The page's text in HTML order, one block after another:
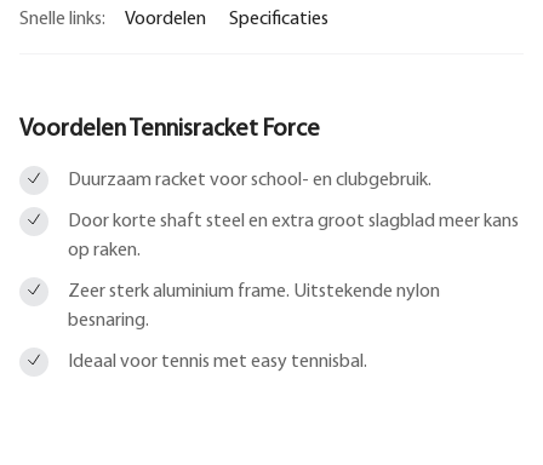
Snelle links: Voordelen Specificaties
Voordelen Tennisracket Force
Duurzaam racket voor school- en clubgebruik.
Door korte shaft steel en extra groot slagblad meer kans
op raken.
Zeer sterk aluminium frame. Uitstekende nylon
besnaring.
Ideaal voor tennis met easy tennisbal.